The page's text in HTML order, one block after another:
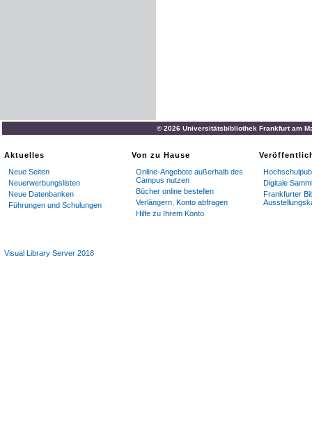
© 2026 Universitätsbibliothek Frankfurt am
Aktuelles
Neue Seiten
Neuerwerbungslisten
Neue Datenbanken
Führungen und Schulungen
Von zu Hause
Online-Angebote außerhalb des
Campus nutzen
Bücher online bestellen
Verlängern, Konto abfragen
Hilfe zu Ihrem Konto
Digitale
Frankfurter
Visual Library Server 2018